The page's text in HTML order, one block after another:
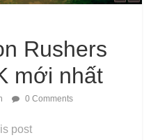
Rushers
mới nhất
0 Comments
post